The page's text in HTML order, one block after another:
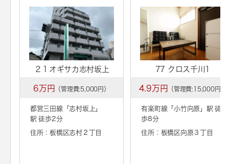
２１オギサカ志村坂上
6万円 （管理費:5,000円）
都営三田線「 志村坂上 」
駅 徒歩2分
住所：板橋区志村２丁目
77 クロス千川1
4.9万円 （管理費:15,000円）
有楽町線「小竹向原 」駅 徒
歩8分
住所：板橋区向原３丁目